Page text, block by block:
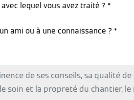
lequel vous avez traité ? *
ami ou à une connaissance ? *